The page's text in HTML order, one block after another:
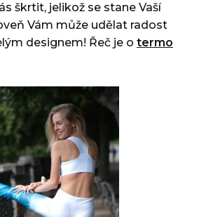
škrtit, jelikož se stane Vaší
Vám může udělat radost
designem! Řeč je o termo